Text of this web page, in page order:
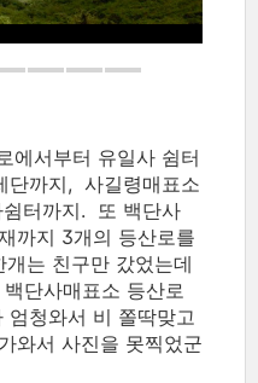
에서부터 유일사 쉼터
단까지, 사길령매표소
터까지. 또 백단사
까지 3개의 등산로를
는 친구만 갔었는데
단사매표소 등산로
엄청와서 비 쫄딱맞고
와서 사진을 못찍었군